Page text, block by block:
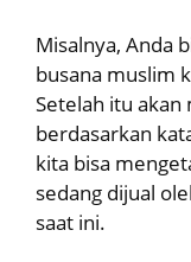
Misalnya, Anda
busana muslim
Setelah itu
berdasarkan
kita bisa
sedang dijual
saat ini.